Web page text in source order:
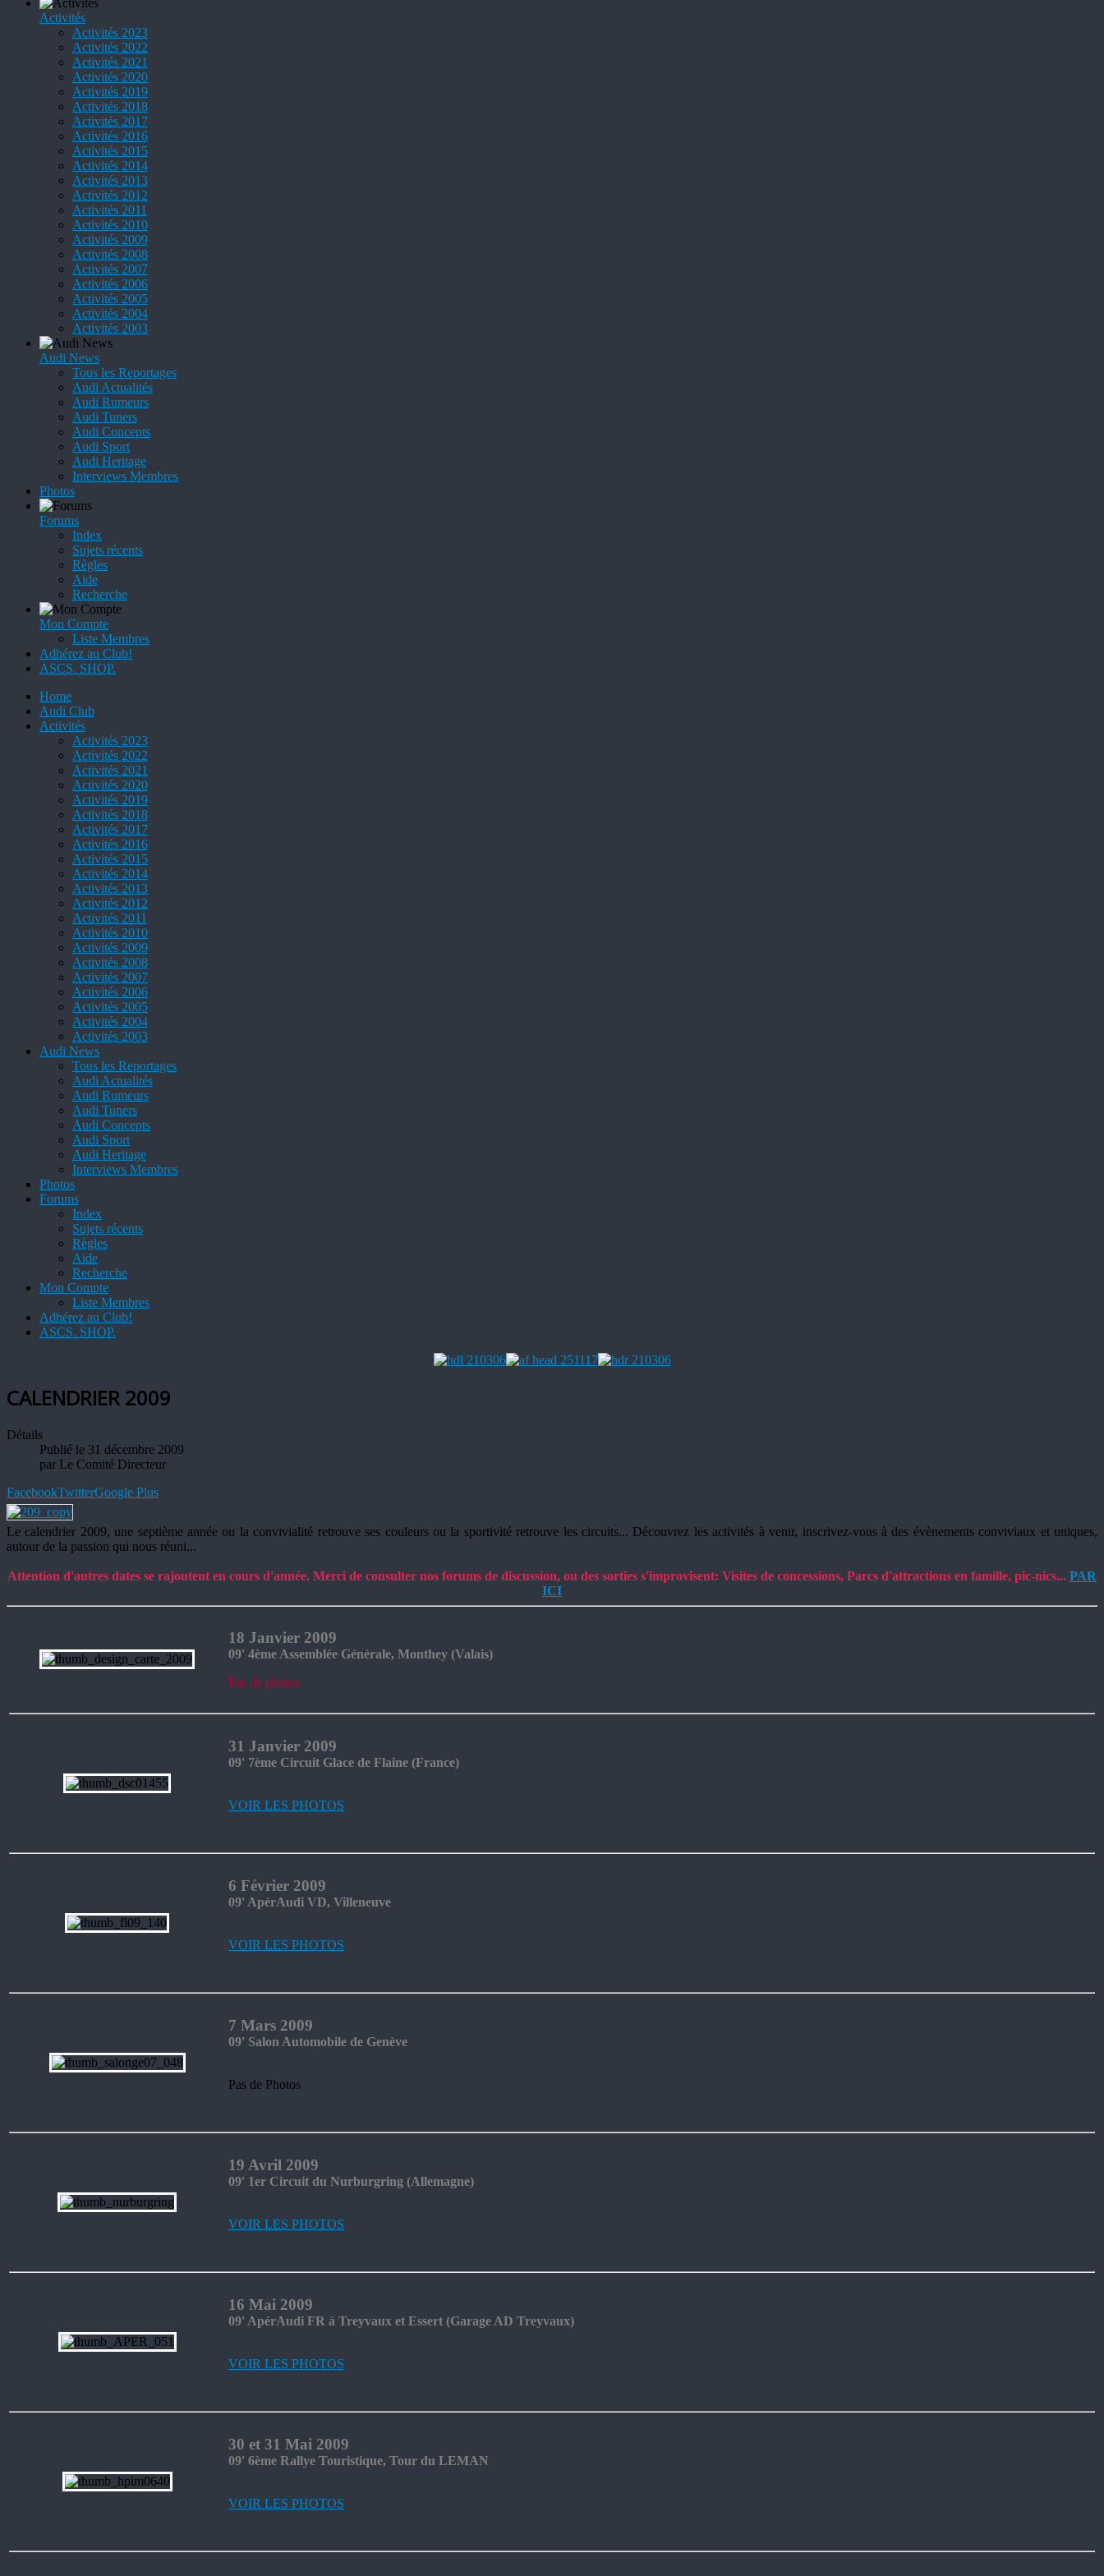
Activités
Activités 2023
Activités 2022
Activités 2021
Activités 2020
Activités 2019
Activités 2018
Activités 2017
Activités 2016
Activités 2015
Activités 2014
Activités 2013
Activités 2012
Activités 2011
Activités 2010
Activités 2009
Activités 2008
Activités 2007
Activités 2006
Activités 2005
Activités 2004
Activités 2003
Audi News
Tous les Reportages
Audi Actualités
Audi Rumeurs
Audi Tuners
Audi Concepts
Audi Sport
Audi Heritage
Interviews Membres
Photos
Forums
Index
Sujets récents
Règles
Aide
Recherche
Mon Compte
Liste Membres
Adhérez au Club!
ASCS. SHOP.
Home
Audi Club
Activités
Activités 2023
Activités 2022
Activités 2021
Activités 2020
Activités 2019
Activités 2018
Activités 2017
Activités 2016
Activités 2015
Activités 2014
Activités 2013
Activités 2012
Activités 2011
Activités 2010
Activités 2009
Activités 2008
Activités 2007
Activités 2006
Activités 2005
Activités 2004
Activités 2003
Audi News
Tous les Reportages
Audi Actualités
Audi Rumeurs
Audi Tuners
Audi Concepts
Audi Sport
Audi Heritage
Interviews Membres
Photos
Forums
Index
Sujets récents
Règles
Aide
Recherche
Mon Compte
Liste Membres
Adhérez au Club!
ASCS. SHOP.
CALENDRIER 2009
Détails
Publié le 31 décembre 2009
par Le Comité Directeur
FacebookTwitterGoogle Plus
Le calendrier 2009, une septième année ou la convivialité retrouve ses couleurs ou la sportivité retrouve les circuits... Découvrez les activités à venir, inscrivez-vous à des évènements conviviaux et uniques,
autour de la passion qui nous réuni...
Attention d'autres dates se rajoutent en cours d'année. Merci de consulter nos forums de discussion, ou des sorties s'improvisent: Visites de concessions, Parcs d'attractions en famille, pic-nics... PAR
ICI
18 Janvier 2009
09' 4ème Assemblée Générale, Monthey (Valais)
Pas de photos
31 Janvier 2009
09' 7ème Circuit Glace de Flaine (France)
VOIR LES PHOTOS
6 Février 2009
09' ApérAudi VD, Villeneuve
VOIR LES PHOTOS
7 Mars 2009
09' Salon Automobile de Genève
Pas de Photos
19 Avril 2009
09' 1er Circuit du Nurburgring (Allemagne)
VOIR LES PHOTOS
16 Mai 2009
09' ApérAudi FR à Treyvaux et Essert (Garage AD Treyvaux)
VOIR LES PHOTOS
30 et 31 Mai 2009
09' 6ème Rallye Touristique, Tour du LEMAN
VOIR LES PHOTOS